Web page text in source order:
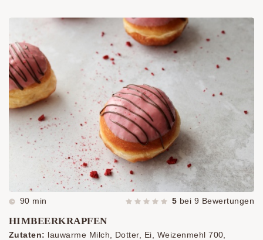
90 min 5 bei 9 Bewertungen
HIMBEERKRAPFEN
Zutaten: lauwarme Milch, Dotter, Ei, Weizenmehl 700,